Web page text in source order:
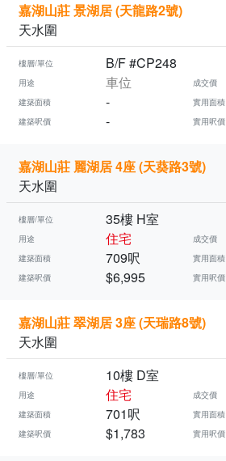
嘉湖山莊 景湖居 (天龍路2號)
天水圍
樓層/單位 B/F #CP248
用途 車位 成交價
建築面積 - 實用面積
建築呎價 - 實用呎價
嘉湖山莊 麗湖居 4座 (天葵路3號)
天水圍
樓層/單位 35樓 H室
用途 住宅 成交價
建築面積 709呎 實用面積
建築呎價 $6,995 實用呎價
嘉湖山莊 翠湖居 3座 (天瑞路8號)
天水圍
樓層/單位 10樓 D室
用途 住宅 成交價
建築面積 701呎 實用面積
建築呎價 $1,783 實用呎價